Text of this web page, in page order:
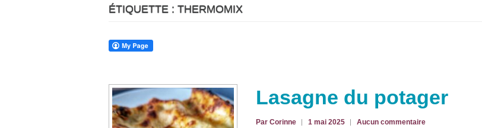
ÉTIQUETTE : THERMOMIX
Lasagne du potager
Par Corinne 1 mai 2025 Aucun commentaire